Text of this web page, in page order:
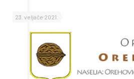
23. veljače 2021.